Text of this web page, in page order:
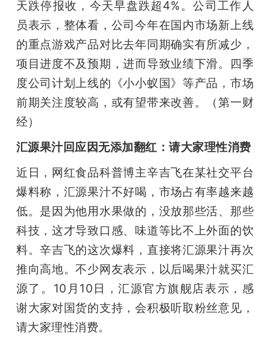
天跌停报收，今天早盘跌超4%。公司工作人
员表示，整体看，公司今年在国内市场新上线
的重点游戏产品对比去年同期确实有所减少，
项目进度不及预期，进而导致业绩下滑。四季
度公司计划上线的《小小蚁国》等产品，市场
前期关注度较高，或有望带来改善。（第一财
经）
汇源果汁回应因无添加翻红：请大家理性消费
近日，网红食品科普博主辛吉飞在某社交平台
爆料称，汇源果汁不好喝，市场占有率越来越
低。是因为他用水果做的，没放那些活、那些
科技，这才导致口感、味道等比不上外面的饮
料。辛吉飞的这次爆料，直接将汇源果汁再次
推向高地。不少网友表示，以后喝果汁就买汇
源了。10月10日，汇源官方旗舰店表示，感
谢大家对国货的支持，会积极听取粉丝意见，
请大家理性消费。